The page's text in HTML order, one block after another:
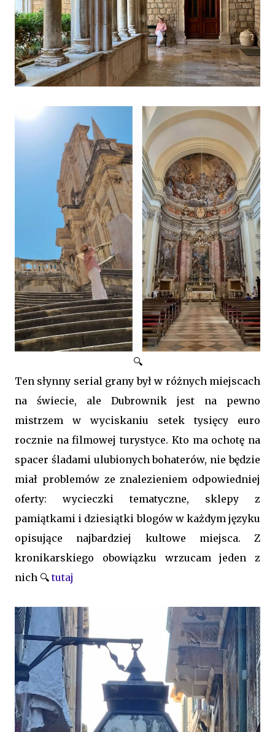
🔍
Ten słynny serial grany był w różnych miejscach
na świecie, ale Dubrownik jest na pewno
mistrzem w wyciskaniu setek tysięcy euro
rocznie na filmowej turystyce. Kto ma ochotę na
spacer śladami ulubionych bohaterów, nie będzie
miał problemów ze znalezieniem odpowiedniej
oferty: wycieczki tematyczne, sklepy z
pamiątkami i dziesiątki blogów w każdym języku
opisujące najbardziej kultowe miejsca. Z
kronikarskiego obowiązku wrzucam jeden z
nich 🔍tutaj